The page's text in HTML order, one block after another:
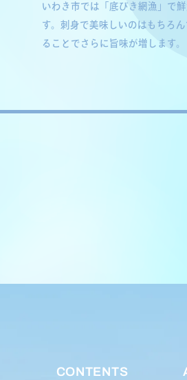
いわき市では「底びき網漁」で
す。刺身で美味しいのはもちろ
ることでさらに旨味が増します。
CONTENTS